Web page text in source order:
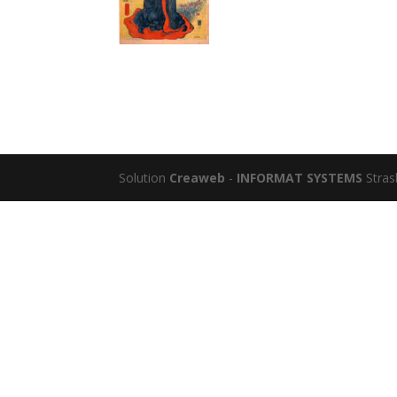
Solution Creaweb - INFORMAT SYSTEMS